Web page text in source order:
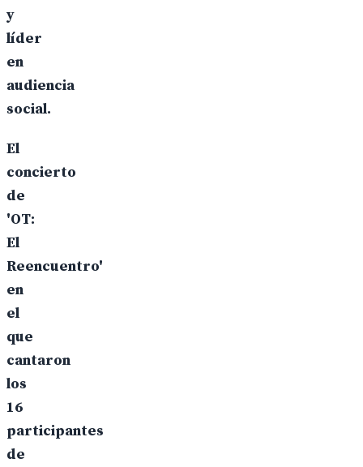
y
líder
en
audiencia
social.
El
concierto
de
'OT:
El
Reencuentro'
en
el
que
cantaron
los
16
participantes
de